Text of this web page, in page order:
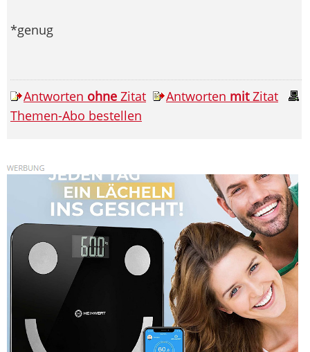
*genug
Antworten ohne Zitat Antworten mitZitat
Themen-Abo bestellen